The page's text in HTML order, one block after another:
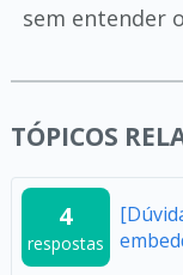
sem entender
TÓPICOS
4
respostas